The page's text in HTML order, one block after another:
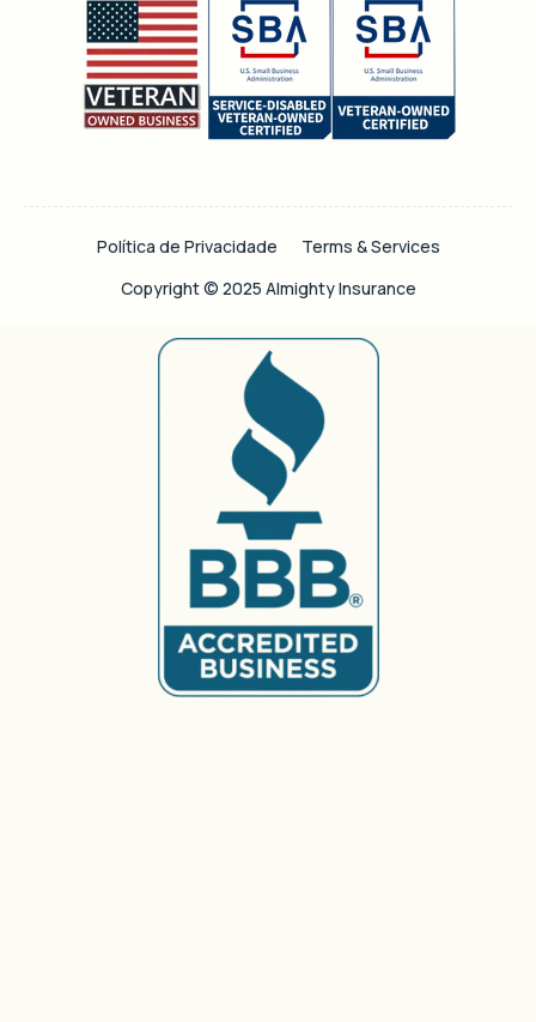
Copyright © 2025 Almighty Insurance
Política de Privacidade Terms & Services